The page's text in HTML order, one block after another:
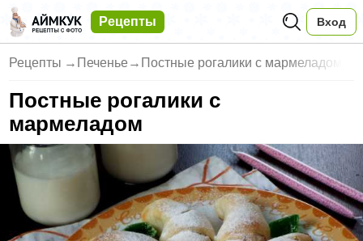
Рецепты Вход
Рецепты → Печенье → Постные рогалики с мармеладом
Постные рогалики с
мармеладом